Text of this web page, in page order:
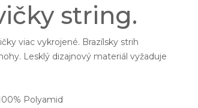
string.
viac vykrojené. Brazílsky strih
Lesklý dizajnový materiál vyžaduje
Polyamid